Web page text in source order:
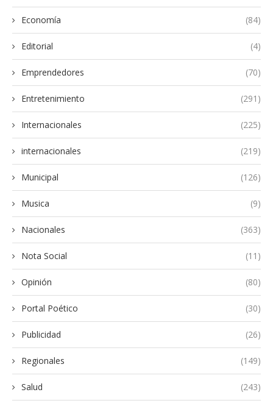
Economía (84)
Editorial (4)
Emprendedores (70)
Entretenimiento (291)
Internacionales (225)
internacionales (219)
Municipal (126)
Musica (9)
Nacionales (363)
Nota Social (11)
Opinión (80)
Portal Poético (30)
Publicidad (26)
Regionales (149)
Salud (243)